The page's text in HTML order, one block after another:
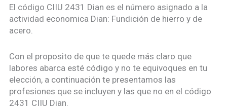
El código CIIU 2431 Dian es el número asignado a la
actividad economica Dian: Fundición de hierro y de
acero.
Con el proposito de que te quede más claro que
labores abarca esté código y no te equivoques en tu
elección, a continuación te presentamos las
profesiones que se incluyen y las que no en el código
2431 CIIU Dian.